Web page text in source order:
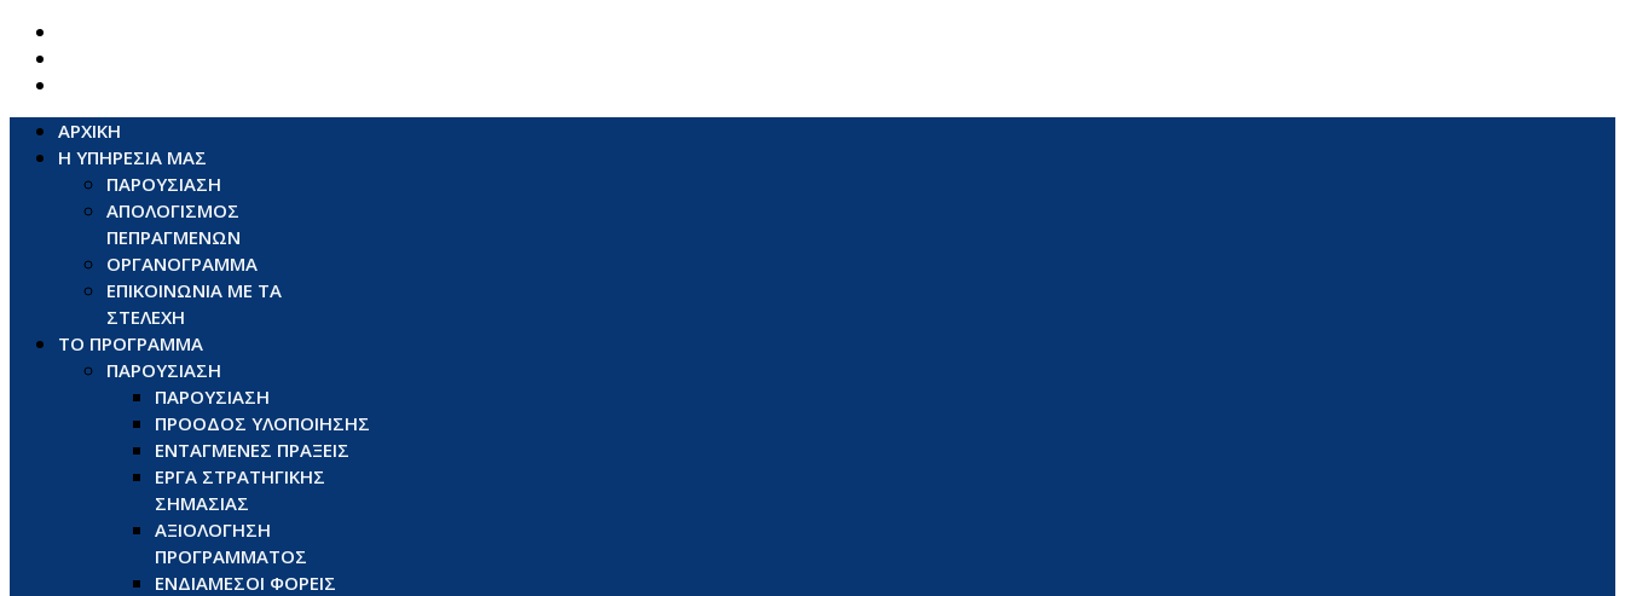
ΑΡΧΙΚΗ
Η ΥΠΗΡΕΣΙΑ ΜΑΣ
ΠΑΡΟΥΣΙΑΣΗ
ΑΠΟΛΟΓΙΣΜΟΣ
ΠΕΠΡΑΓΜΕΝΩΝ
ΟΡΓΑΝΟΓΡΑΜΜΑ
ΕΠΙΚΟΙΝΩΝΙΑ ΜΕ ΤΑ
ΣΤΕΛΕΧΗ
ΤΟ ΠΡΟΓΡΑΜΜΑ
ΠΑΡΟΥΣΙΑΣΗ
ΠΑΡΟΥΣΙΑΣΗ
ΠΡΟΟΔΟΣ ΥΛΟΠΟΙΗΣΗΣ
ΕΝΤΑΓΜΕΝΕΣ ΠΡΑΞΕΙΣ
ΕΡΓΑ ΣΤΡΑΤΗΓΙΚΗΣ
ΣΗΜΑΣΙΑΣ
ΑΞΙΟΛΟΓΗΣΗ
ΠΡΟΓΡΑΜΜΑΤΟΣ
ΕΝΔΙΑΜΕΣΟΙ ΦΟΡΕΙΣ